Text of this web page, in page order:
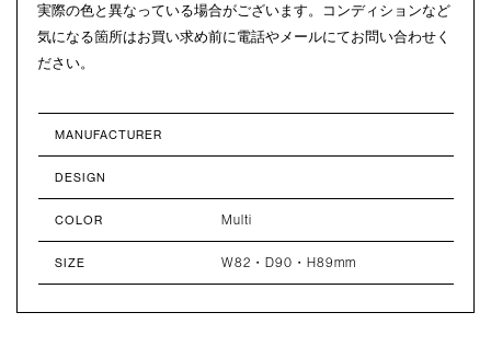
実際の色と異なっている場合がございます。コンディションなど
気になる箇所はお買い求め前に電話やメールにてお問い合わせく
ださい。
MANUFACTURER
DESIGN
COLOR Multi
SIZE W82・D90・H89mm